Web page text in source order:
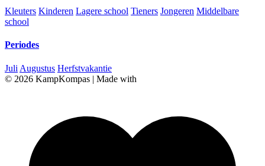
Kleuters Kinderen Lagere school Tieners Jongeren Middelbare
school
Periodes
Juli Augustus Herfstvakantie
© 2026 KampKompas | Made with